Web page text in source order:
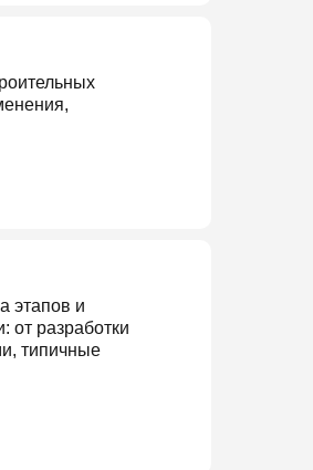
этапов и
от разработки
типичные